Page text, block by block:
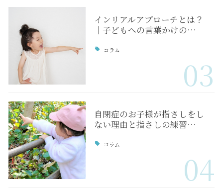
インリアルアプローチとは？
｜子どもへの言葉かけの…
コラム
03
自閉症のお子様が指さしをし
ない理由と指さしの練習…
コラム
04